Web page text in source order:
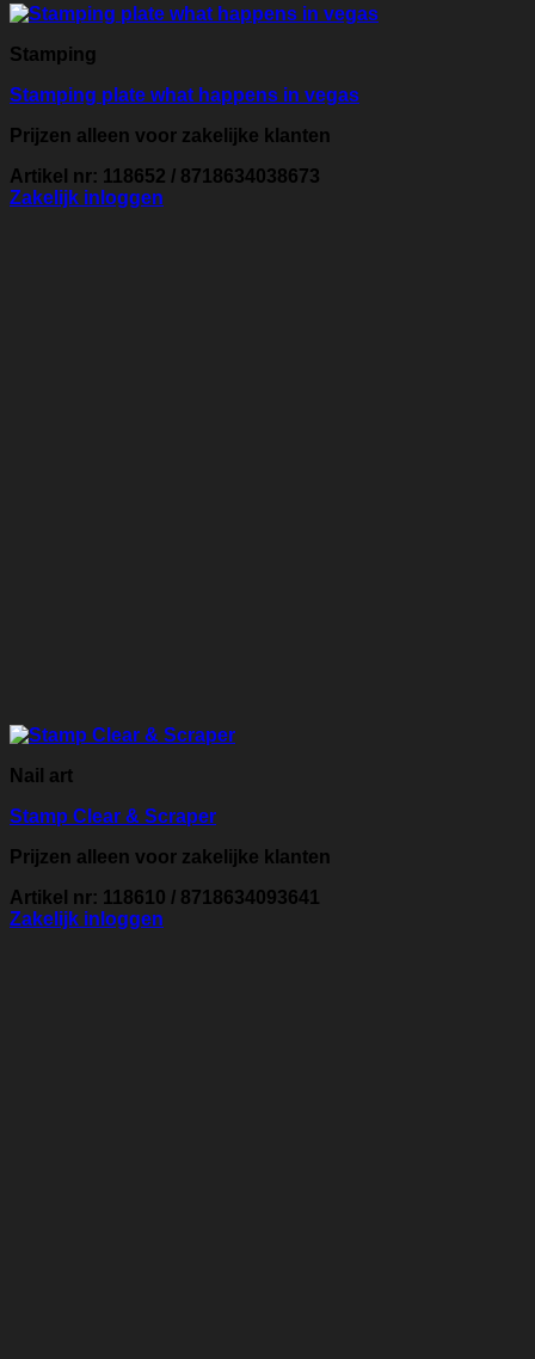
Stamping
Stamping plate what happens in vegas
Prijzen alleen voor zakelijke klanten
Artikel nr: 118652 / 8718634038673
Zakelijk inloggen
Nail art
Stamp Clear & Scraper
Prijzen alleen voor zakelijke klanten
Artikel nr: 118610 / 8718634093641
Zakelijk inloggen